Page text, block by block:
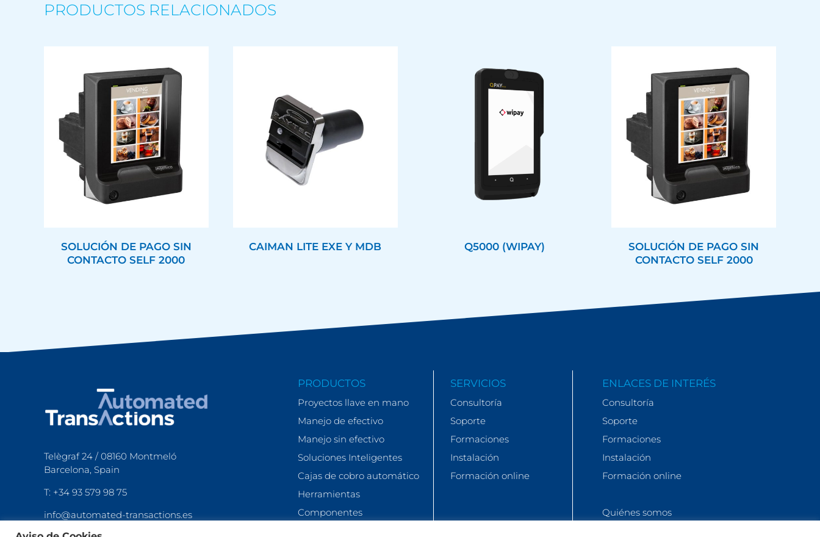
PRODUCTOS RELACIONADOS
SOLUCIÓN DE PAGO SIN
CONTACTO SELF 2000
CAIMAN LITE EXE Y MDB Q5000 (WIPAY)
SOLUCIÓN DE PAGO SIN
CONTACTO SELF 2000
Telègraf 24 / 08160 Montmeló
Barcelona, Spain
T: +34 93 579 98 75
info@automated-transactions.es
PRODUCTOS
Proyectos llave en mano
Manejo de efectivo
Manejo sin efectivo
Soluciones Inteligentes
Cajas de cobro automático
Herramientas
Componentes
SERVICIOS
Consultoría
Soporte
Formaciones
Instalación
Formación online
ENLACES DE INTERÉS
Consultoría
Soporte
Formaciones
Instalación
Formación online
Quiénes somos